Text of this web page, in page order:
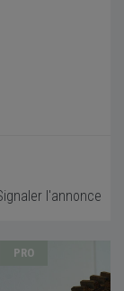
l'annonce
PRO